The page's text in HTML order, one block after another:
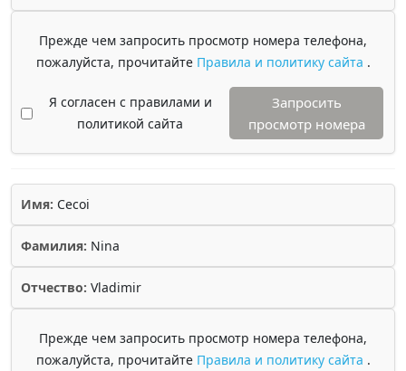
Прежде чем запросить просмотр номера телефона,
пожалуйста, прочитайте Правила и политику сайта .
Я согласен с правилами и
политикой сайта
Запросить
просмотр номера
Имя: Cecoi
Фамилия: Nina
Отчество: Vladimir
Прежде чем запросить просмотр номера телефона,
пожалуйста, прочитайте Правила и политику сайта .